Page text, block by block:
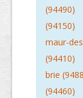
(94490)
(94150)
maur-
(94410)
brie
(94460)